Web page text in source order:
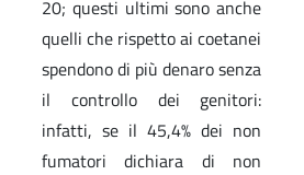
20; questi ultimi sono anche
quelli che rispetto ai coetanei
spendono di più denaro senza
il controllo dei genitori:
infatti, se il 45,4% dei non
fumatori dichiara di non